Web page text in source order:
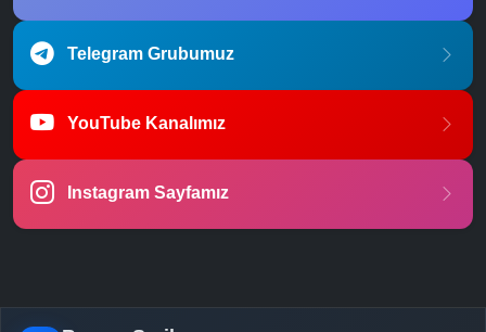
Telegram Grubumuz
YouTube Kanalımız
Instagram Sayfamız